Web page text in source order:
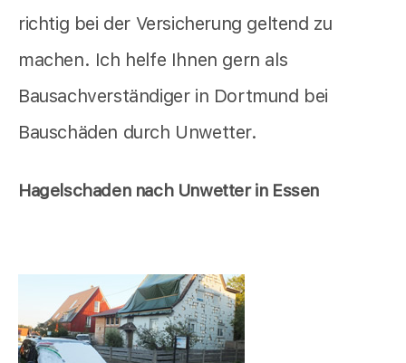
richtig bei der Versicherung geltend zu
machen. Ich helfe Ihnen gern als
Bausachverständiger in Dortmund bei
Bauschäden durch Unwetter.
Hagelschaden nach Unwetter in Essen